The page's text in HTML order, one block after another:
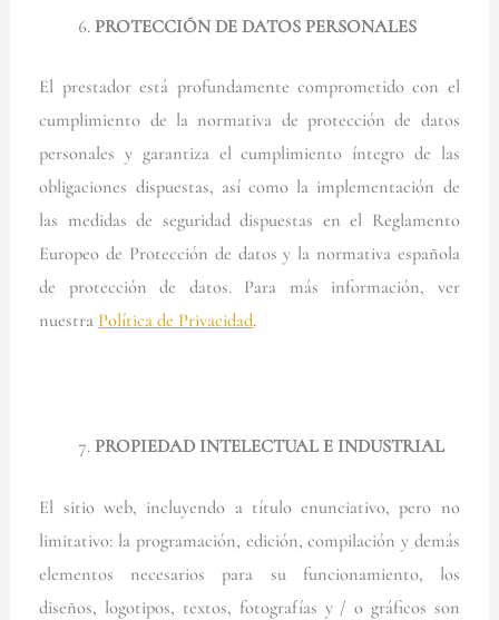
PROTECCIÓN DE DATOS PERSONALES
El prestador está profundamente comprometido con el
cumplimiento de la normativa de protección de datos
personales y garantiza el cumplimiento íntegro de las
obligaciones dispuestas, así como la implementación de
las medidas de seguridad dispuestas en el Reglamento
Europeo de Protección de datos y la normativa española
de protección de datos. Para más información, ver
nuestra Política de Privacidad.
PROPIEDAD INTELECTUAL E INDUSTRIAL
El sitio web, incluyendo a título enunciativo, pero no
limitativo: la programación, edición, compilación y demás
elementos necesarios para su funcionamiento, los
diseños, logotipos, textos, fotografías y / o gráficos son